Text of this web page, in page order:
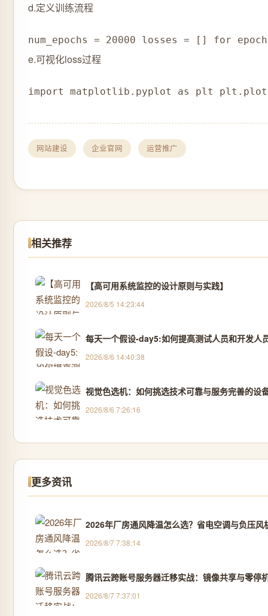
d.定义训练流程
num_epochs = 20000 losses = [] for
e.可视化loss过程
import matplotlib.pyplot as plt
网站建设 企业官网 运营推广
相关推荐
【高可用系统监控的设计原则与实践】
2026/8/5 14:23:44
每天一个假设-day5:如何提高测试人员和开发人
2026/8/6 14:40:38
视觉色选机：如何挑选技术可靠与服务完善的设
2026/8/6 7:26:16
更多资讯
2026年厂房通风降温怎么选？省电空调与负压
2026/8/7 7:38:14
腾讯云跨账号服务器迁移实战：镜像共享与零停
2026/8/7 7:37:01